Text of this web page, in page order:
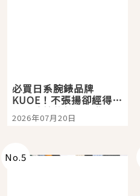
必買日系腕錶品牌
KUOE！不張揚卻經得起
時間洗鍊的經典之作五
選
2026年07月20日
No.5